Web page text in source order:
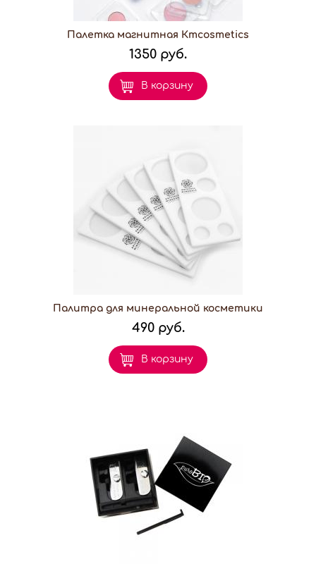
Палетка магнитная Кmcosmetics
1350 руб.
В корзину
Палитра для минеральной косметики
490 руб.
В корзину